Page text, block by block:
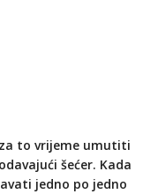
to vrijeme umutiti
šećer. Kada
jedno po jedno